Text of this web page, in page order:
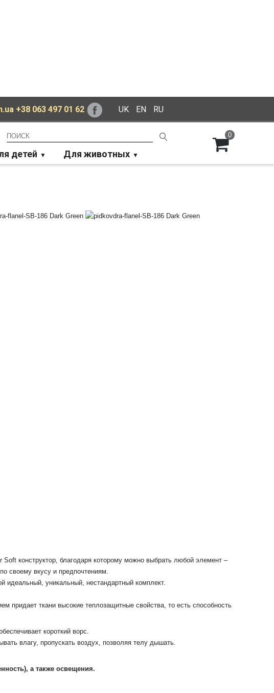
+38 063 497 01 62 UK EN RU
детей Для животных
0
конструктор, благодаря которому можно выбрать любой элемент –
своему вкусу и предпочтениям.
идеальный, уникальный, нестандартный комплект.
придает ткани высокие теплозащитные свойства, то есть способность
короткий ворс.
влагу, пропускать воздух, позволяя телу дышать.
а также освещения.